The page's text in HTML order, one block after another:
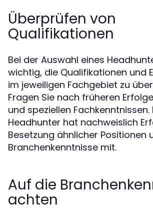
Überprüfen von
Qualifikationen
Bei der Auswahl eines
wichtig, die Qualifikationen und
im jeweiligen Fachgebiet zu
Fragen Sie nach früheren
und speziellen
Headhunter hat nachweislich
Besetzung ähnlicher Positionen
Branchenkenntnisse mit.
Auf die
achten